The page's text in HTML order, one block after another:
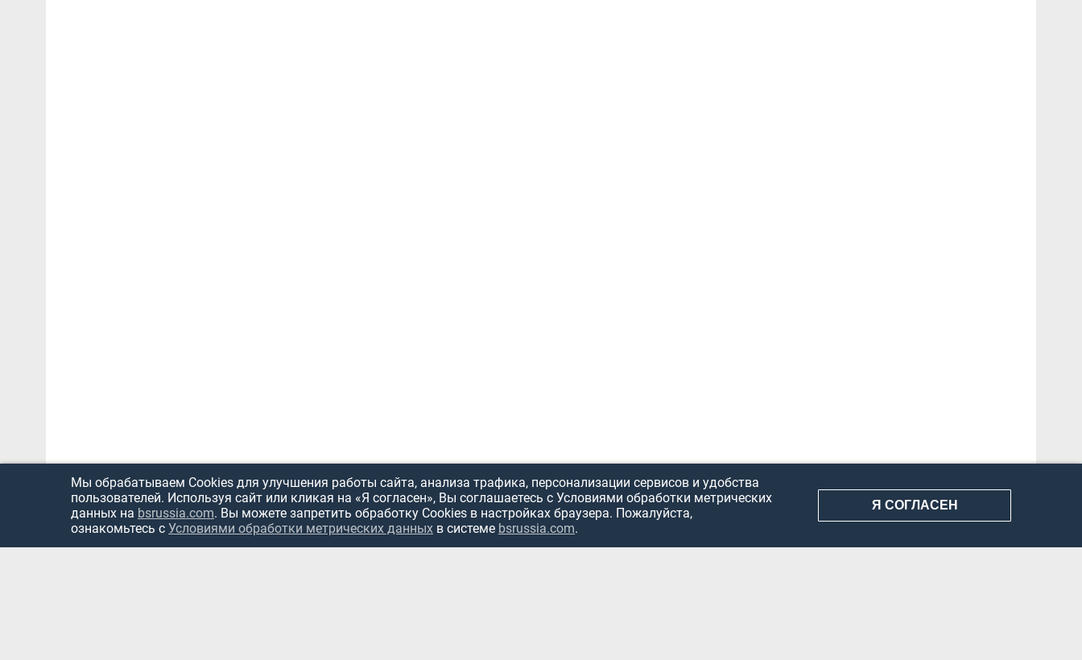
ИСПОЛЬЗОВАНИЕ ИНФОРМАЦИИ КОНФИДЕНЦИАЛЬНОСТЬ
Мы обрабатываем Cookies для улучшения работы сайта, анализа трафика, персонализации сервисов и удобства
пользователей. Используя сайт или кликая на «Я согласен», Вы соглашаетесь с Условиями обработки метрических
данных на bsrussia.com. Вы можете запретить обработку Cookies в настройках браузера. Пожалуйста,
ознакомьтесь с Условиями обработки метрических данных в системе bsrussia.com.
Я СОГЛАСЕН